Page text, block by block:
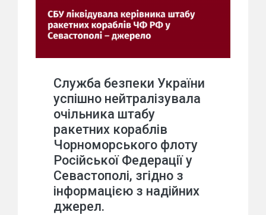
Служба безпеки України
успішно нейтралізувала
очільника штабу
ракетних кораблів
Чорноморського флоту
Російської Федерації у
Севастополі, згідно з
інформацією з надійних
джерел.